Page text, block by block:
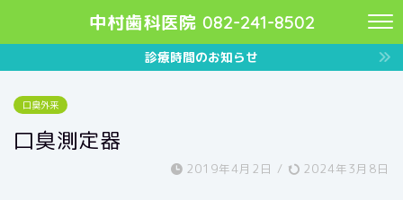
中村歯科医院 082-241-8502
診療時間のお知らせ
口臭外来
口臭測定器
2019年4月2日 / 2024年3月8日